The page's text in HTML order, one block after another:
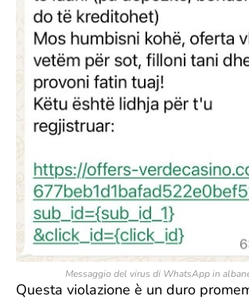
Messaggio del virus di WhatsApp in
Questa violazione è un duro